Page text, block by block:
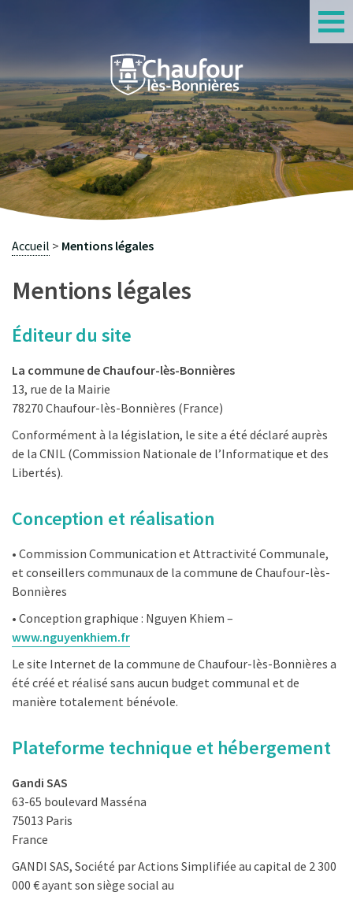
Mentions légales
Éditeur du site
La commune de Chaufour-lès-Bonnières
13, rue de la Mairie
78270 Chaufour-lès-Bonnières (France)
Conformément à la législation, le site a été déclaré auprès
de la CNIL (Commission Nationale de l’Informatique et des
Libertés).
Conception et réalisation
• Commission Communication et Attractivité Communale,
et conseillers communaux de la commune de Chaufour-lès-
Bonnières
• Conception graphique : Nguyen Khiem –
www.nguyenkhiem.fr
Le site Internet de la commune de Chaufour-lès-Bonnières a
été créé et réalisé sans aucun budget communal et de
manière totalement bénévole.
Plateforme technique et hébergement
Gandi SAS
63-65 boulevard Masséna
75013 Paris
France
GANDI SAS, Société par Actions Simplifiée au capital de 2 300
000 € ayant son siège social au
Accueil Mentions légales